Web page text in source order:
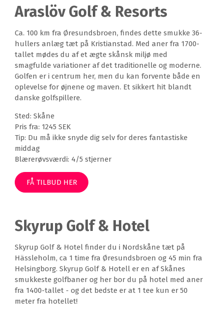
Araslöv Golf & Resorts
Ca. 100 km fra Øresundsbroen, findes dette smukke 36-
hullers anlæg tæt på Kristianstad. Med aner fra 1700-
tallet mødes du af et ægte skånsk miljø med
smagfulde variationer af det traditionelle og moderne.
Golfen er i centrum her, men du kan forvente både en
oplevelse for øjnene og maven. Et sikkert hit blandt
danske golfspillere.
Sted: Skåne
Pris fra: 1245 SEK
Tip: Du må ikke snyde dig selv for deres fantastiske
middag
Blærerøvsværdi: 4/5 stjerner
FÅ TILBUD HER
Skyrup Golf & Hotel
Skyrup Golf & Hotel finder du i Nordskåne tæt på
Hässleholm, ca 1 time fra Øresundsbroen og 45 min fra
Helsingborg. Skyrup Golf & Hotell er en af Skånes
smukkeste golfbaner og her bor du på hotel med aner
fra 1400-tallet - og det bedste er at 1 tee kun er 50
meter fra hotellet!